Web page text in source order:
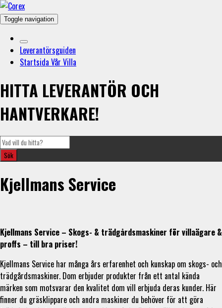
Toggle navigation
Leverantörsguiden
Startsida Vår Villa
HITTA LEVERANTÖR OCH
HANTVERKARE!
Kjellmans Service
Kjellmans Service – Skogs- & trädgårdsmaskiner för villaägare &
proffs – till bra priser!
Kjellmans Service har många års erfarenhet och kunskap om skogs- och
trädgårdsmaskiner. Dom erbjuder produkter från ett antal kända
märken som motsvarar den kvalitet dom vill erbjuda deras kunder. Här
finner du gräsklippare och andra maskiner du behöver för att göra